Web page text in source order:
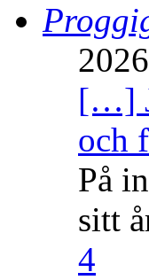
[…]
och
På
sitt
4